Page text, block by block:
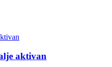
aktivan